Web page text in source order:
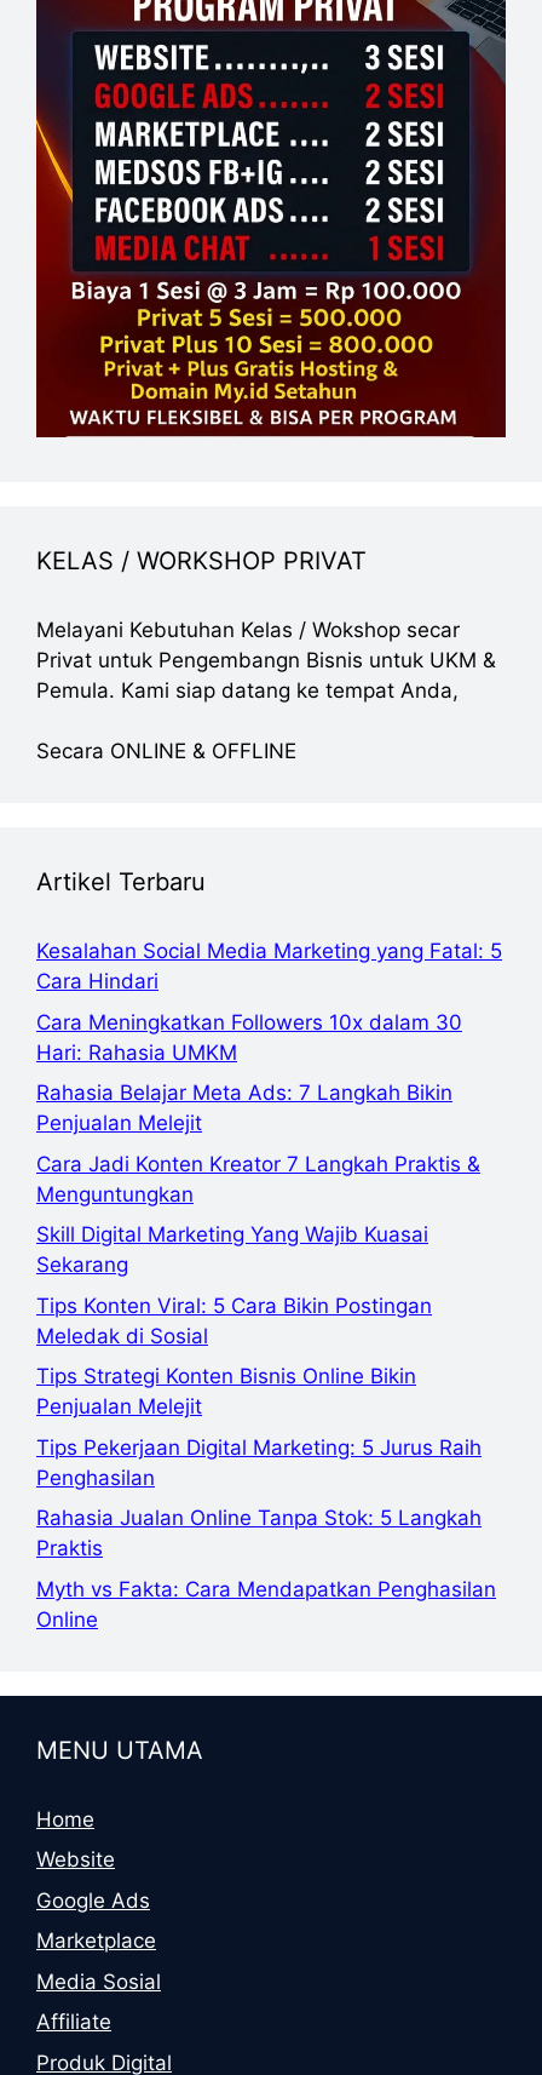
KELAS / WORKSHOP PRIVAT
Melayani Kebutuhan Kelas / Wokshop secar
Privat untuk Pengembangn Bisnis untuk UKM &
Pemula. Kami siap datang ke tempat Anda,
Secara ONLINE & OFFLINE
Artikel Terbaru
Kesalahan Social Media Marketing yang Fatal: 5
Cara Hindari
Cara Meningkatkan Followers 10x dalam 30
Hari: Rahasia UMKM
Rahasia Belajar Meta Ads: 7 Langkah Bikin
Penjualan Melejit
Cara Jadi Konten Kreator 7 Langkah Praktis &
Menguntungkan
Skill Digital Marketing Yang Wajib Kuasai
Sekarang
Tips Konten Viral: 5 Cara Bikin Postingan
Meledak di Sosial
Tips Strategi Konten Bisnis Online Bikin
Penjualan Melejit
Tips Pekerjaan Digital Marketing: 5 Jurus Raih
Penghasilan
Rahasia Jualan Online Tanpa Stok: 5 Langkah
Praktis
Myth vs Fakta: Cara Mendapatkan Penghasilan
Online
MENU UTAMA
Home
Website
Google Ads
Marketplace
Media Sosial
Affiliate
Produk Digital